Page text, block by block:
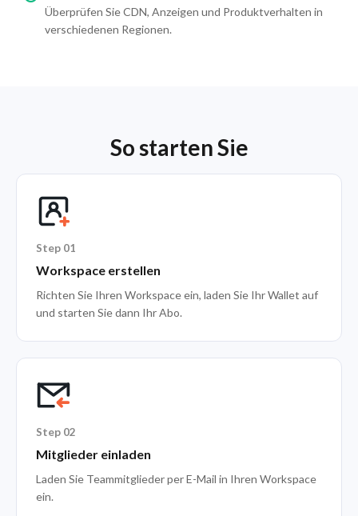
Überprüfen Sie CDN, Anzeigen und Produktverhalten in
verschiedenen Regionen.
So starten Sie
Step 01
Workspace erstellen
Richten Sie Ihren Workspace ein, laden Sie Ihr Wallet auf
und starten Sie dann Ihr Abo.
Step 02
Mitglieder einladen
Laden Sie Teammitglieder per E-Mail in Ihren Workspace
ein.